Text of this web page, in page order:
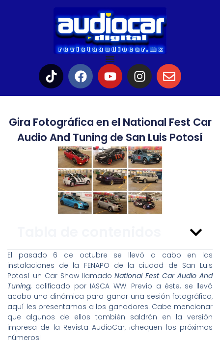
Gira Fotográfica en el National Fest Car
Audio And Tuning de San Luis Potosí
El pasado 6 de octubre se llevó a cabo en las
instalaciones de la FENAPO de la ciudad de San Luis
Potosí un Car Show llamadoNational Fest Car Audio And
Tuning, calificado por IASCA WW. Previo a éste, se llevó
acabo una dinámica para ganar una sesión fotográfica,
aquí les presentamos a los ganadores. Cabe mencionar
que algunos de ellos también saldrán en la versión
impresa de la Revista AudioCar, ¡chequen los próximos
números!